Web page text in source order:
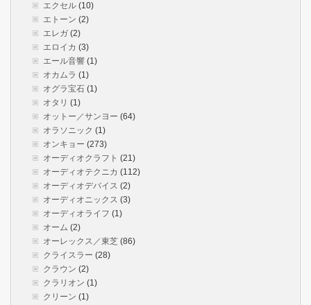
エクセル (10)
エトーン (2)
エレガ (2)
エロイカ (3)
エール音響 (1)
オカムラ (1)
オグラ宝石 (1)
オタリ (1)
オットー／サンヨー (64)
オラソニック (1)
オンキョー (273)
オーディオクラフト (21)
オーディオテクニカ (112)
オーディオデバイス (2)
オーディオニックス (3)
オーディオライフ (1)
オーム (2)
オーレックス／東芝 (86)
クライスラー (28)
クラウン (2)
クラリオン (1)
クリーン (1)